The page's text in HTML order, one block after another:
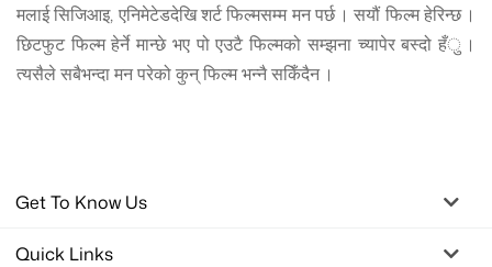
मलाई सिजिआइ, एनिमेटेडदेखि शर्ट फिल्मसम्म मन पर्छ । सयौं फिल्म हेरिन्छ ।
छिटफुट फिल्म हेर्ने मान्छे भए पो एउटै फिल्मको सम्झना च्यापेर बस्दो हँु ।
त्यसैले सबैभन्दा मन परेको कुन् फिल्म भन्नै सकिँदैन ।
Get To Know Us
Quick Links